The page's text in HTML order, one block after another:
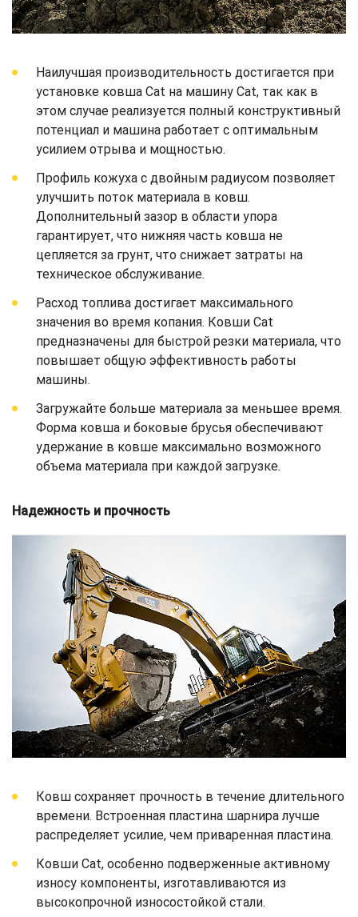
Наилучшая производительность достигается при
установке ковша Cat на машину Cat, так как в
этом случае реализуется полный конструктивный
потенциал и машина работает с оптимальным
усилием отрыва и мощностью.
Профиль кожуха с двойным радиусом позволяет
улучшить поток материала в ковш.
Дополнительный зазор в области упора
гарантирует, что нижняя часть ковша не
цепляется за грунт, что снижает затраты на
техническое обслуживание.
Расход топлива достигает максимального
значения во время копания. Ковши Cat
предназначены для быстрой резки материала, что
повышает общую эффективность работы
машины.
Загружайте больше материала за меньшее время.
Форма ковша и боковые брусья обеспечивают
удержание в ковше максимально возможного
объема материала при каждой загрузке.
Надежность и прочность
Ковш сохраняет прочность в течение длительного
времени. Встроенная пластина шарнира лучше
распределяет усилие, чем приваренная пластина.
Ковши Cat, особенно подверженные активному
износу компоненты, изготавливаются из
высокопрочной износостойкой стали.